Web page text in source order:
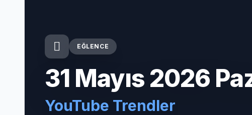
EĞLENCE
31 Mayıs 2026
YouTube Trendler